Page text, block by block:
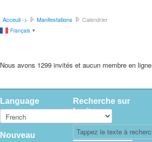
Acceuil -> Manifestations Calendrier
Français ▼
Nous avons 1299 invités et aucun membre en ligne
Language
Nouveau
Recherche sur
le site